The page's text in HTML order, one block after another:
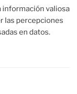
información valiosa
las percepciones
en datos.